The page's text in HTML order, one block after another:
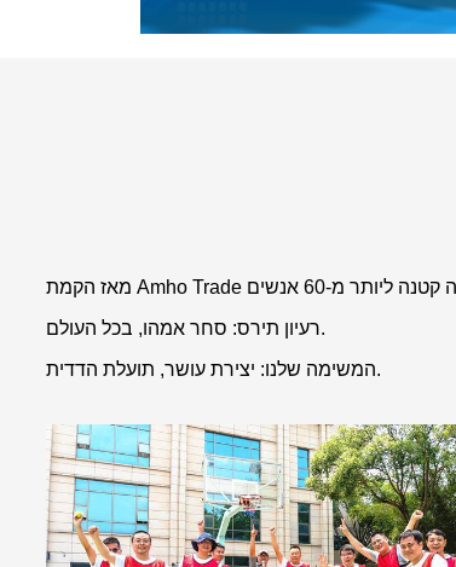
רעיון תירס: סחר אמהו, בכל העולם.
המשימה שלנו: יצירת עושר, תועלת הדדית.